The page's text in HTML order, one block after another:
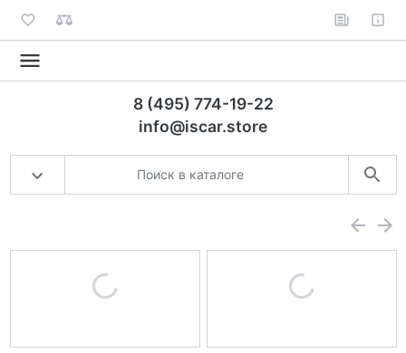
8 (495) 774-19-22
info@iscar.store